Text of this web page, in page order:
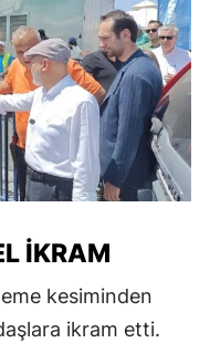
İKRAM
kesiminden
ikram etti.